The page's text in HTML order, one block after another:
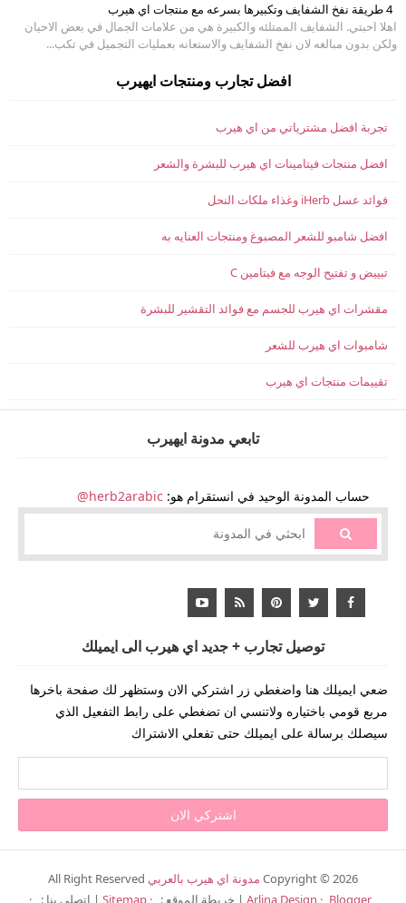
4 طريقة نفخ الشفايف وتكبيرها بسرعه مع منتجات اي هيرب
اهلا احبتي. الشفايف الممتلئه والكبيرة هي من علامات الجمال في بعض الاحيان
ولكن بدون مبالغه لان نفخ الشفايف والاستعانه بعمليات التجميل في تكب...
افضل تجارب ومنتجات ايهيرب
تجربة افضل مشترياتي من اي هيرب
افضل منتجات فيتامينات اي هيرب للبشرة والشعر
فوائد عسل iHerb وغذاء ملكات النحل
افضل شامبو للشعر المصبوغ ومنتجات العنايه به
تبييض و تفتيح الوجه مع فيتامين C
مقشرات اي هيرب للجسم مع فوائد التقشير للبشرة
شامبوات اي هيرب للشعر
تقييمات منتجات اي هيرب
تابعي مدونة ايهيرب
حساب المدونة الوحيد في انستقرام هو: herb2arabic@
توصيل تجارب + جديد اي هيرب الى ايميلك
ضعي ايميلك هنا واضغطي زر اشتركي الان وستظهر لك صفحة باخرها
مربع قومي باختياره ولاتنسي ان تضغطي على رابط التفعيل الذي
سيصلك برسالة على ايميلك حتى تفعلي الاشتراك
Copyright © 2026 مدونة اي هيرب بالعربي
Arlina Design
Blogger | خريطة الموقع : Sitemap | اتصلي بنا :